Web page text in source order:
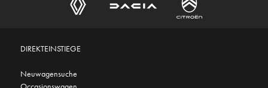
DIREKTEINSTIEGE
Neuwagensuche